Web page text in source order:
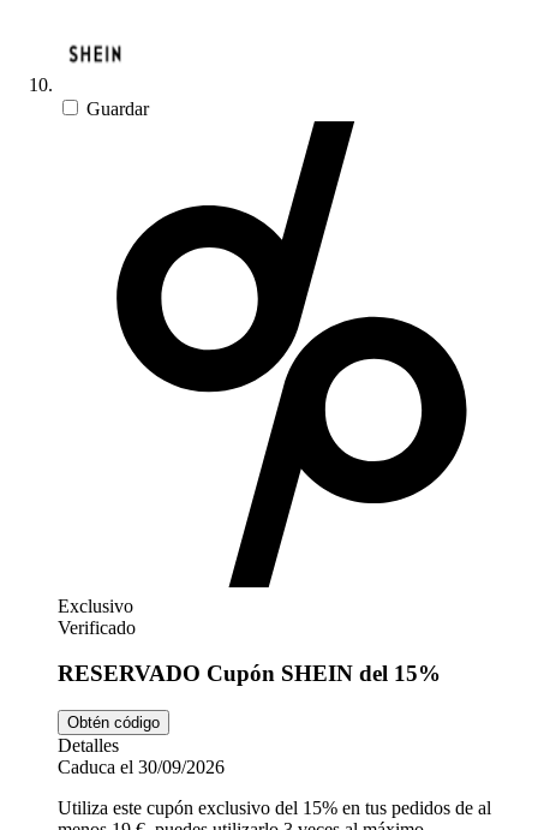
Guardar
Exclusivo
Verificado
RESERVADO Cupón SHEIN del 15%
Obtén código
Detalles
Caduca el 30/09/2026
Utiliza este cupón exclusivo del 15% en tus pedidos de al